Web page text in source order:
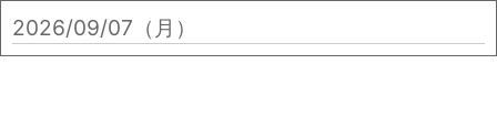
2026/09/07（月）